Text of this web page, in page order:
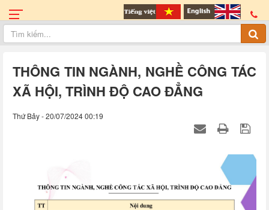
THÔNG TIN NGÀNH, NGHỀ CÔNG TÁC
XÃ HỘI, TRÌNH ĐỘ CAO ĐẲNG
Thứ Bảy - 20/07/2024 00:19